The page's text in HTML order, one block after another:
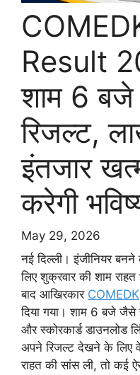
Result
शाम 6 बजे
रिजल्ट,
इंतजार
करेगी
May 29, 2026
नई दिल्ली। इंजीनियर
लिए शुक्रवार की शाम
बाद आखिरकार COMEDK
दिया गया। शाम 6 बजे जैसे
और स्कोरकार्ड डाउनलोड
अपने रिजल्ट देखने के लिए
राहत की सांस ली, तो कई